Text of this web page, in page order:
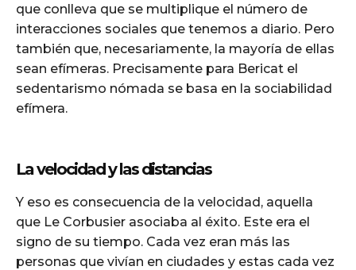
que conlleva que se multiplique el número de
interacciones sociales que tenemos a diario. Pero
también que, necesariamente, la mayoría de ellas
sean efímeras. Precisamente para Bericat el
sedentarismo nómada se basa en la sociabilidad
efímera.
La velocidad y las distancias
Y eso es consecuencia de la velocidad, aquella
que Le Corbusier asociaba al éxito. Este era el
signo de su tiempo. Cada vez eran más las
personas que vivían en ciudades y estas cada vez